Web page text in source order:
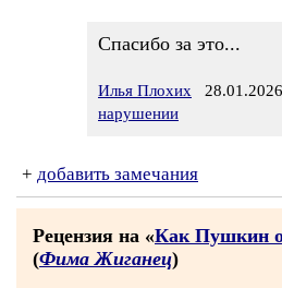
Спасибо за это...
Илья Плохих
нарушении
+ добавить замечания
Рецензия на «Как Пушкин
(Фима Жиганец)